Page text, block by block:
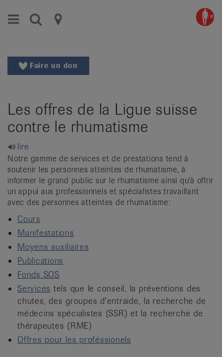
vers
au
Aller
Changer
de
région
Changer
de
langue:
de
Faire un don
Les offres de la Ligue suisse
contre le rhumatisme
lire
Notre gamme de services et de prestations tend à
soutenir les personnes atteintes de rhumatisme, à
informer le grand public sur le rhumatisme ainsi qu'à offrir
un appui aux professionnels et spécialistes travaillant
avec des personnes atteintes de rhumatisme:
Cours
Manifestations
Moyens auxiliaires
Publications
Fonds SOS
Services tels que le conseil, la préventions des
chutes, des groupes d'entraide, la recherche de
médecins spécialistes (SSR) et la recherche de
thérapeutes (RME)
Offres pour les proféssionels
Menu Recherche
Ligues
contre
le
|
Organisations
de
patients